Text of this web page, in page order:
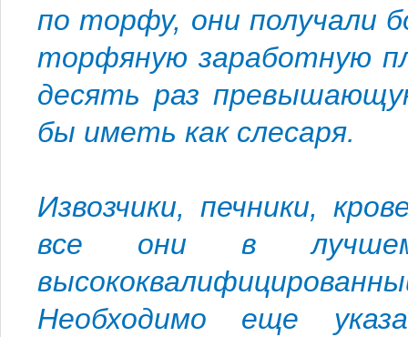
по торфу, они получали
торфяную заработную
десять раз
бы иметь как слесаря.
Извозчики, печники,
все они в
Необходимо еще